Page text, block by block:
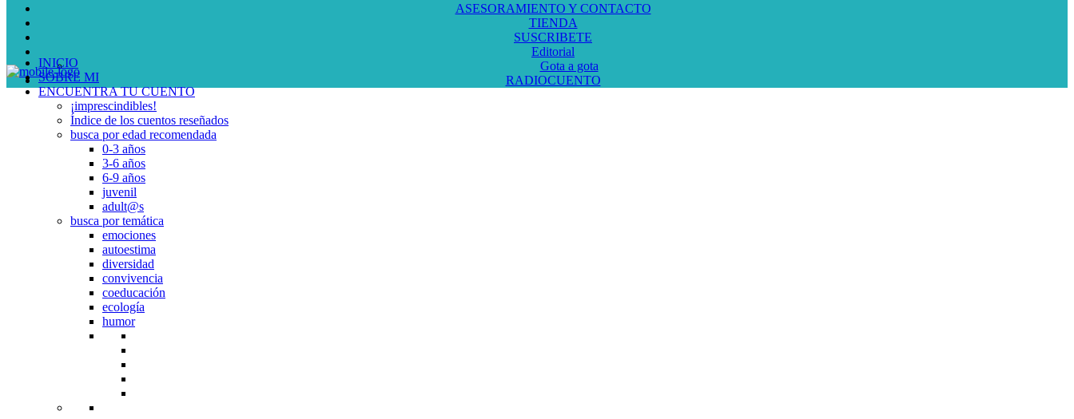
ASESORAMIENTO Y CONTACTO
TIENDA
SUSCRIBETE
Editorial
Gota a gota
RADIOCUENTO
INICIO
SOBRE MI
ENCUENTRA TU CUENTO
¡imprescindibles!
Índice de los cuentos reseñados
busca por edad recomendada
0-3 años
3-6 años
6-9 años
juvenil
adult@s
busca por temática
emociones
autoestima
diversidad
convivencia
coeducación
ecología
humor